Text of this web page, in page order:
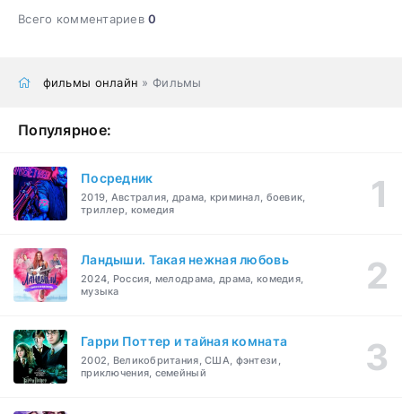
Всего комментариев0
фильмы онлайн » Фильмы
Популярное:
Посредник
2019, Австралия, драма, криминал, боевик,
триллер, комедия
Ландыши. Такая нежная любовь
2024, Россия, мелодрама, драма, комедия,
музыка
Гарри Поттер и тайная комната
2002, Великобритания, США, фэнтези,
приключения, семейный